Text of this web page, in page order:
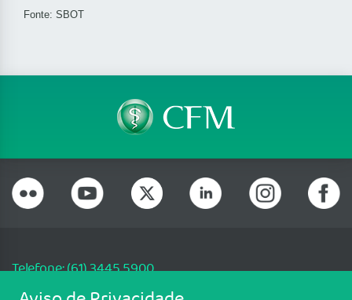
Fonte: SBOT
Telefone: (61) 3445 5900
Email: cfm@portalmedico.org.br